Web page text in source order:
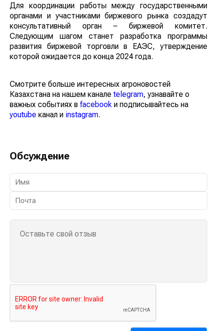
Для координации работы между государственными
органами и участниками биржевого рынка создадут
консультативный орган – биржевой комитет.
Следующим шагом станет разработка программы
развития биржевой торговли в ЕАЭС, утверждение
которой ожидается до конца 2024 года.
Смотрите больше интересных агроновостей
Казахстана на нашем канале telegram, узнавайте о
важных событиях в facebook и подписывайтесь на
youtube канал и instagram.
Обсуждение